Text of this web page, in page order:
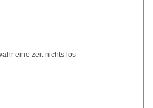
eine zeit nichts los